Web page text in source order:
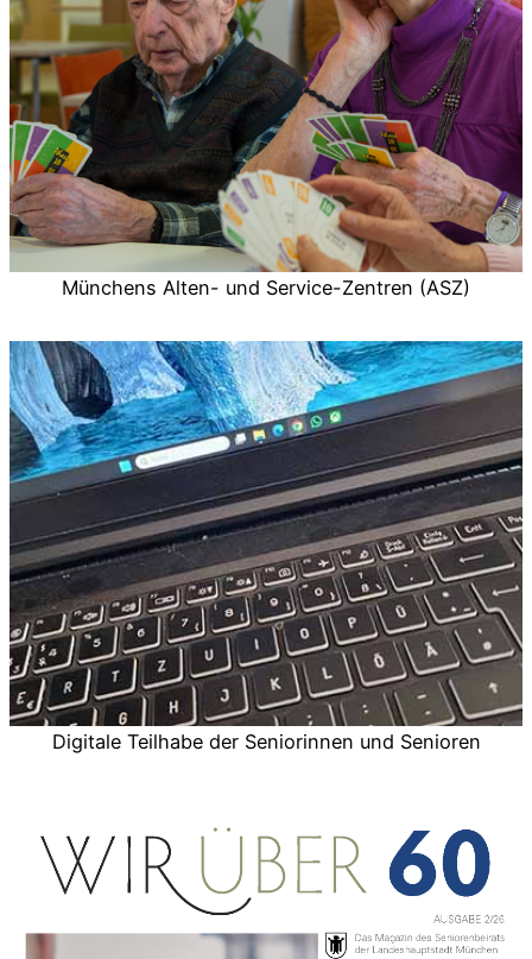
Münchens Alten- und Service-Zentren (ASZ)
Digitale Teilhabe der Seniorinnen und Senioren